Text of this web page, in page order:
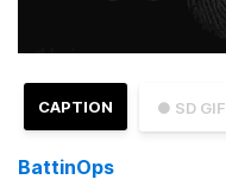
● SD GIF
CAPTION
BattinOps